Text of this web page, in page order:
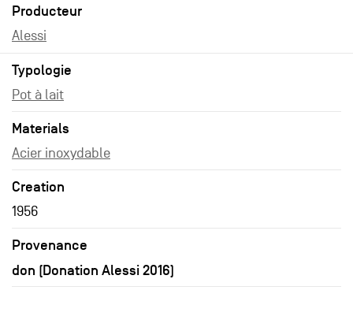
Producteur
Alessi
Typologie
Pot à lait
Materials
Acier inoxydable
Creation
1956
Provenance
don (Donation Alessi 2016)